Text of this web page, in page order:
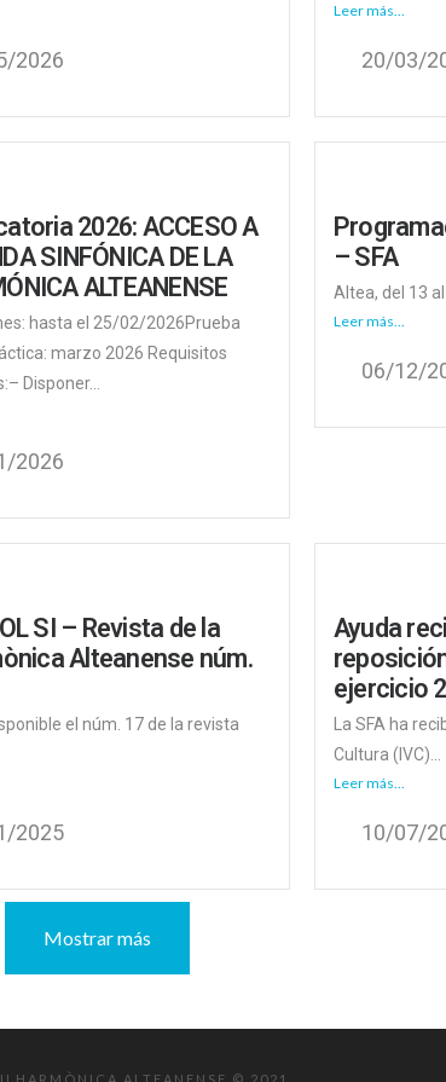
2026
Leer más...
20/03/
2026: ACCESO A
SINFÓNICA DE LA
ALTEANENSE
hasta el 25/02/2026Prueba
marzo 2026 Requisitos
Disponer...
2026
– SFA
Altea, del 13
Leer más...
06/12/
SI – Revista de la
Alteanense núm.
el núm. 17 de la revista
2025
Ayuda
ejercicio
La SFA ha
Cultura (IVC)...
Leer más...
10/07/
Mostrar más